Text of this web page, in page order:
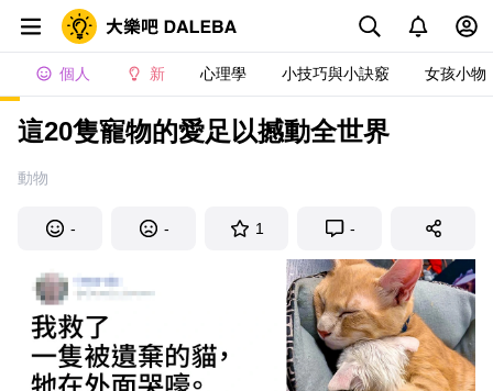
個人 新 心理學 小技巧與小訣竅 女孩小物
這20隻寵物的愛足以撼動全世界
動物
- - 1 -